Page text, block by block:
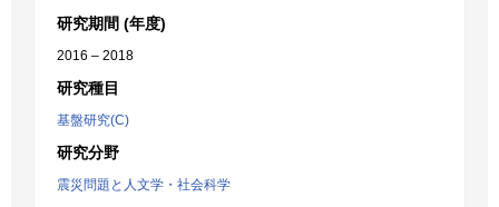
研究期間 (年度)
2016 – 2018
研究種目
基盤研究(C)
研究分野
震災問題と人文学・社会科学